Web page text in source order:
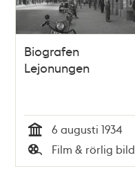
Biografen
Lejonungen
Tid
6 augusti 1934
Typ
Film & rörlig bild